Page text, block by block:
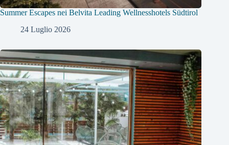
Summer Escapes nei Belvita Leading Wellnesshotels Südtirol
24 Luglio 2026